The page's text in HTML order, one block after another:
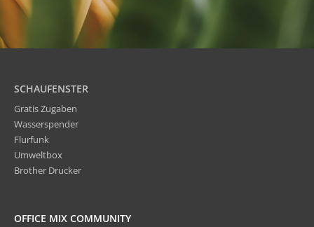
SCHAUFENSTER
Gratis Zugaben
Wasserspender
Flurfunk
Umweltbox
Brother Drucker
OFFICE MIX COMMUNITY